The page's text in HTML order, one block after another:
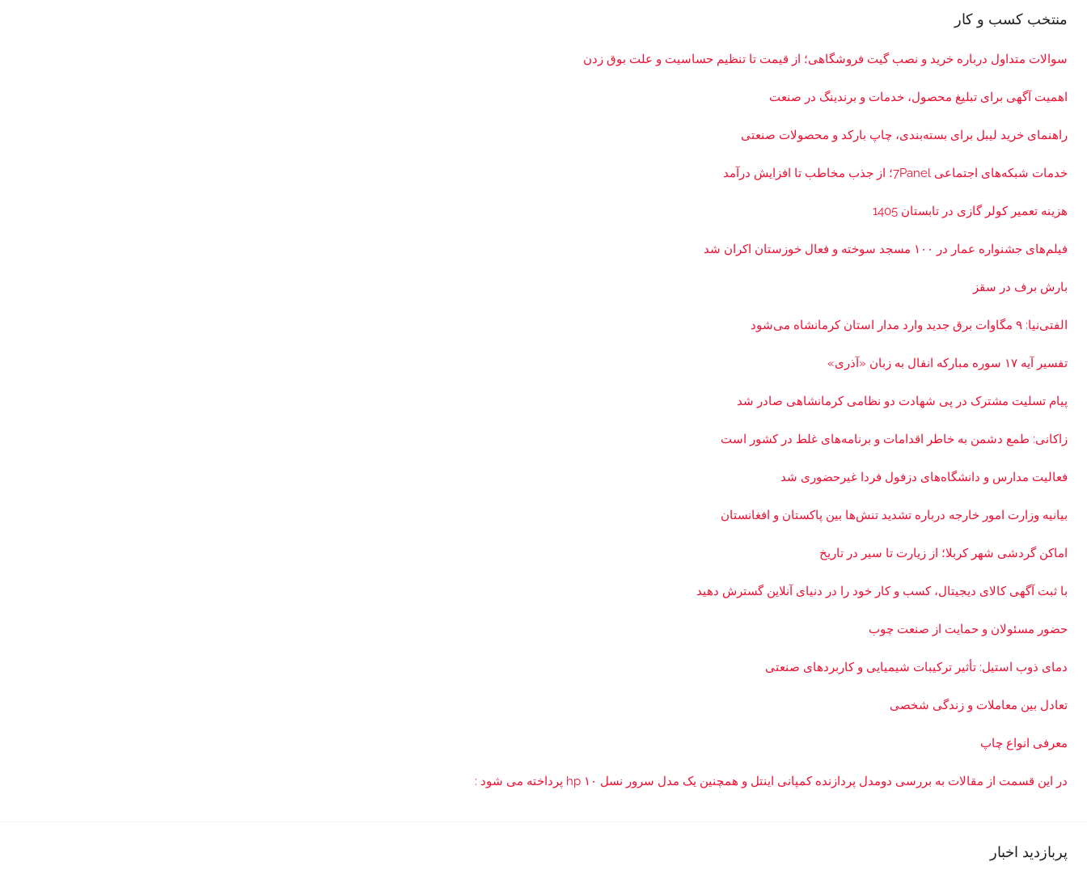
ی
منتخب کسب و کار
سوالات متداول درباره خرید و نصب گیت فروشگاهی؛ از قیمت تا تنظیم حساسیت و علت بوق زدن
اهمیت آگهی برای تبلیغ محصول، خدمات و برندینگ در صنعت
راهنمای خرید لیبل برای بسته‌بندی، چاپ بارکد و محصولات صنعتی
خدمات شبکه‌های اجتماعی 7Panel؛ از جذب مخاطب تا افزایش درآمد
هزینه تعمیر کولر گازی در تابستان 1405
فیلم‌های جشنواره عمار در ۱۰۰ مسجد سوخته و فعال خوزستان اکران شد
بارش برف در سقز
الفتی‌نیا: ۹ مگاوات برق جدید وارد مدار استان کرمانشاه می‌شود
تفسیر آیه ۱۷ سوره مبارکه انفال به زبان «آذری»
پیام تسلیت مشترک در پی شهادت دو نظامی کرمانشاهی صادر شد
زاکانی: طمع دشمن به خاطر اقدامات و برنامه‌های غلط در کشور است
فعالیت مدارس و دانشگاه‌های دزفول فردا غیرحضوری شد
بیانیه وزارت امور خارجه درباره تشدید تنش‌ها بین پاکستان و افغانستان
اماکن گردشی شهر کربلا؛ از زیارت تا سیر در تاریخ
با ثبت آگهی کالای دیجیتال، کسب و کار خود را در دنیای آنلاین گسترش دهید
حضور مسئولان و حمایت از صنعت چوب
دمای ذوب استیل: تأثیر ترکیبات شیمیایی و کاربردهای صنعتی
تعادل بین معاملات و زندگی شخصی
معرفی انواع چاپ
در این قسمت از مقالات به بررسی دو‌مدل پردازنده کمپانی اینتل و همچنین یک مدل سرور نسل ۱۰ hp پرداخته می شود :
پربازدید اخبار